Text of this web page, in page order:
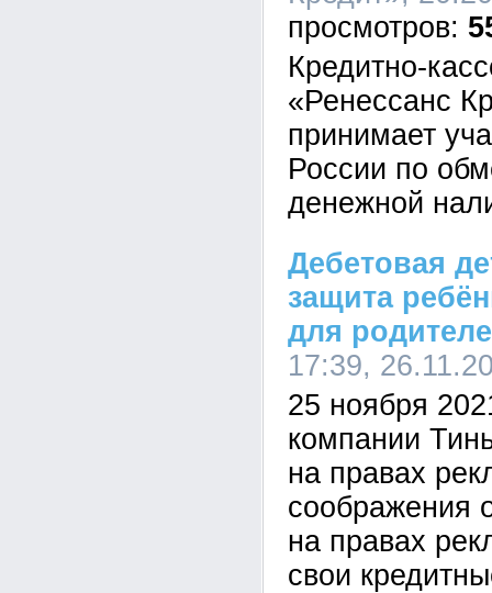
Кредитно-
«Ренессанс
принимает
России по
денежной
Дебетовая
защита
для
17:39,
25 ноября
компании
на правах
соображения
на правах
свои